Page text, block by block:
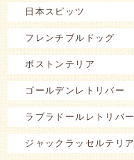
日本スピッツ
フレンチブルドッグ
ボストンテリア
ゴールデンレトリバー
ラブラドールレトリバー
ジャックラッセルテリア